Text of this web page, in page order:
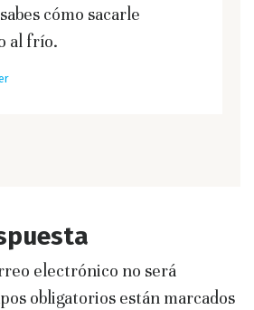
cómo sacarle
al frío.
electrónico no será
obligatorios están marcados